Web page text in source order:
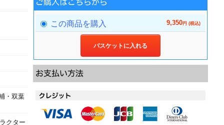
・双葉
クター
この商品を購入 9,350円 (税込)
バスケットに入れる